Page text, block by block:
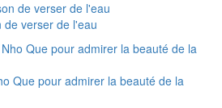
de verser de l'eau
Que pour admirer la beauté de la